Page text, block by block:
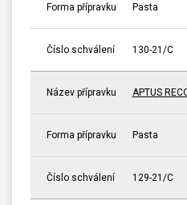
Forma přípravku Pasta
Číslo schválení 130-21/C
Název přípravku APTUS
Forma přípravku Pasta
Číslo schválení 129-21/C